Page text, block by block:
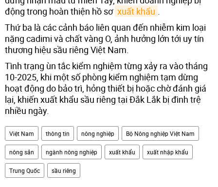
động trong hoàn thiện hồ sơ xuất khẩu .
Thứ ba là các cảnh báo liên quan đến nhiễm kim loại
nặng cadimi và chất vàng O, ảnh hưởng lớn tới uy tín
thương hiệu sầu riêng Việt Nam.
Tình trạng ùn tắc kiểm nghiệm từng xảy ra vào tháng
10-2025, khi một số phòng kiểm nghiệm tạm dừng
hoạt động do bảo trì, hỏng thiết bị hoặc chờ đánh giá
lại, khiến xuất khẩu sầu riêng tại Đắk Lắk bị đình trệ
nhiều ngày.
Việt Nam thông tin nông nghiệp Bộ Nông nghiệp Việt Nam
nông sản ngành nông nghiệp xuất khẩu xuất nhập khẩu
Trung Quốc sầu riêng